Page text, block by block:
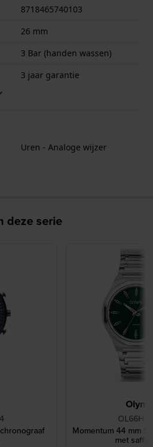
8718465740103
26 mm
3 Bar (handen wassen)
3 jaar garantie
Uren - Analoge wijzer
deze serie
Momentum 44 mm
met